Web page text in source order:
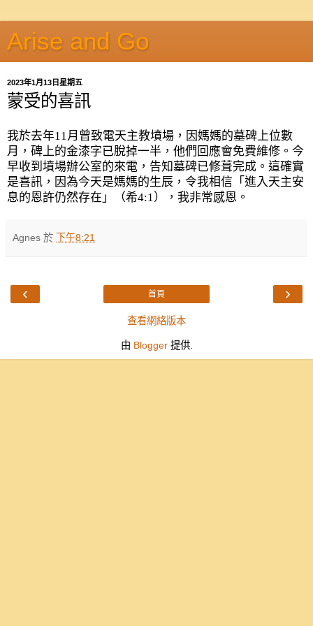
Arise and Go
2023年1月13日星期五
蒙受的喜訊
我於去年11 月曾致電天主教墳場，因媽媽的墓碑上位數
月，碑上的金漆字已脫掉一半，他們回應會免費維修。今
早收到墳場辦公室的來電，告知墓碑已修葺完成。這確實
是喜訊，因為今天是媽媽的生辰，令我相信「進入天主安
息的恩許仍然存在」（希4:1 ），我非常感恩。
Agnes 於 下午8:21
‹ ›
首頁
查看網絡版本
由 Blogger提供.